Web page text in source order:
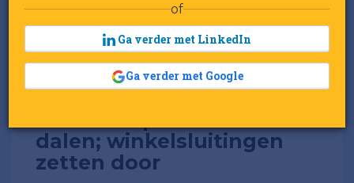
dalen; winkelsluitingen
zetten door
of
Ga verder met LinkedIn
Ga verder met Google